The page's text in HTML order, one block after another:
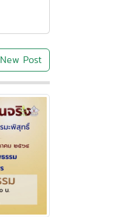
New Post